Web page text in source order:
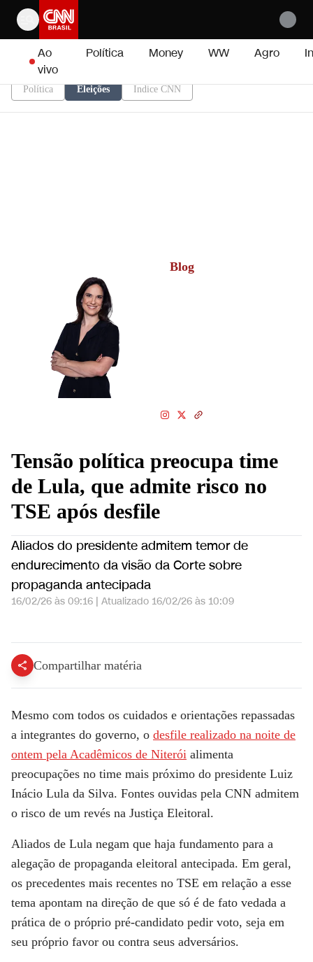
Pular para o conteúdo
Ao
vivo
Política Money WW Agro
Política Eleições Índice CNN
Blog
Tensão política preocupa time
de Lula, que admite risco no
TSE após desfile
Aliados do presidente admitem temor de
endurecimento da visão da Corte sobre
propaganda antecipada
16/02/26 às 09:16 | Atualizado 16/02/26 às 10:09
Tensão política preocupa time de Lula, que admite risco no TSE após desfile | LIVE CNN
Compartilhar matéria
Mesmo com todos os cuidados e orientações repassadas
a integrantes do governo, o desfile realizado na noite de
ontem pela Acadêmicos de Niterói alimenta
preocupações no time mais próximo do presidente Luiz
Inácio Lula da Silva. Fontes ouvidas pela CNN admitem
o risco de um revés na Justiça Eleitoral.
Aliados de Lula negam que haja fundamento para a
alegação de propaganda eleitoral antecipada. Em geral,
os precedentes mais recentes no TSE em relação a esse
tema apontam na direção de que só é de fato vedada a
prática de o próprio pré-candidato pedir voto, seja em
seu próprio favor ou contra seus adversários.